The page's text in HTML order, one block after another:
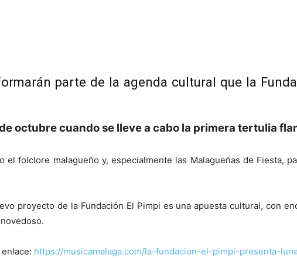
parte de la agenda cultural que la
octubre cuando se lleve a cabo la primera tertulia
folclore malagueño y, especialmente las Malagueñas de Fiesta,
proyecto de la Fundación El Pimpi es una apuesta cultural, con
https://musicamalaga.com/la-fundacion-el-pimpi-presenta-